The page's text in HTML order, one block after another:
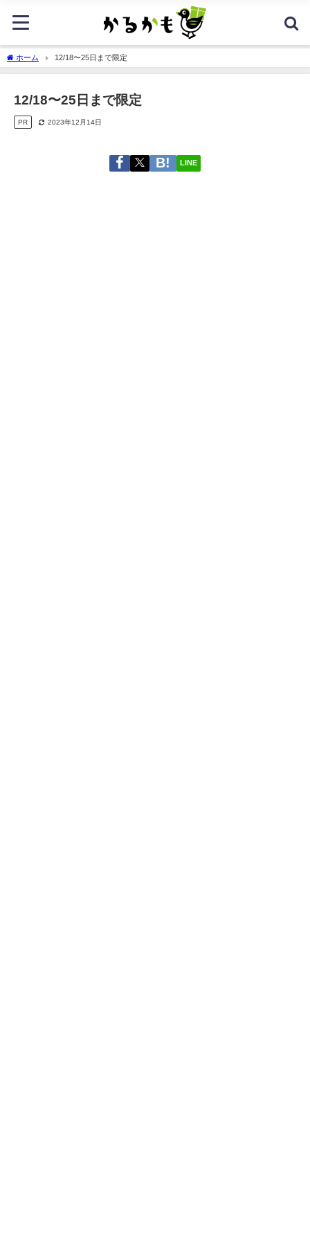
ホーム 12/18〜25日まで限定
12/18〜25日まで限定
PR 2023年12月14日
LINE